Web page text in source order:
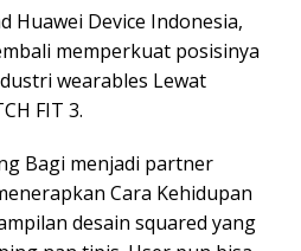
Huawei Device Indonesia,
memperkuat posisinya
wearables Lewat
FIT 3.
Bagi menjadi partner
Cara Kehidupan
desain squared yang